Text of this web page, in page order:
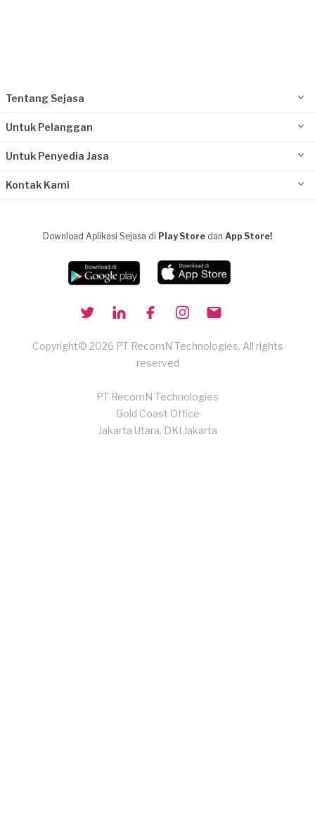
Tentang Sejasa
Untuk Pelanggan
Untuk Penyedia Jasa
Kontak Kami
Download Aplikasi Sejasa di Play Store dan App Store!
Copyright© 2026 PT RecomN Technologies, All rights
reserved
PT RecomN Technologies
Gold Coast Office
Jakarta Utara, DKI Jakarta